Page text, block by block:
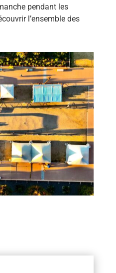
pendant les
l’ensemble des